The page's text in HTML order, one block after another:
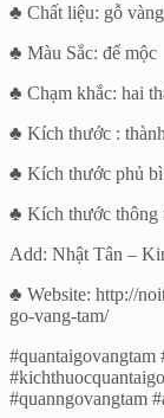
♣ Chất liệu: gỗ
♣ Màu Sắc: để mộc
♣ Chạm khắc: hai
♣ Kích thước :
♣ Kích thước phủ
♣ Kích thước thông
Add: Nhật Tân –
♣ Website: http://
go-vang-tam/
#quantaigovangtam
#quanngovangtam